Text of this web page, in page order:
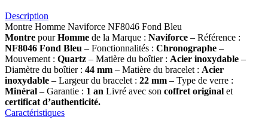
Description
Montre Homme Naviforce NF8046 Fond Bleu
Montre pourHomme de la Marque : Naviforce – Référence :
NF8046 Fond Bleu – Fonctionnalités : Chronographe –
Mouvement : Quartz – Matière du boîtier : Acier inoxydable –
Diamètre du boîtier : 44 mm – Matière du bracelet : Acier
inoxydable – Largeur du bracelet : 22 mm – Type de verre :
Minéral – Garantie : 1 an Livré avec son coffret original et
certificat d’authenticité.
Caractéristiques